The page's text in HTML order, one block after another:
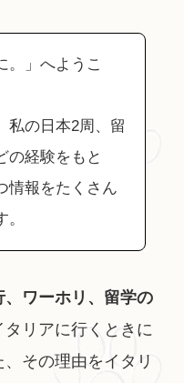
。」へようこ
私の日本2周、留
の経験をもと
情報をたくさん
、ワーホリ、留学の
リアに行くときに
その理由をイタリ